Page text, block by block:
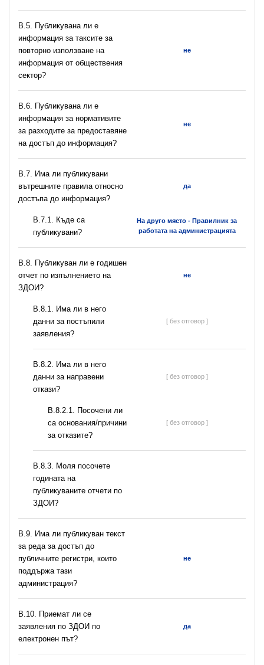
В.5. Публикувана ли е
информация за таксите за
повторно използване на
информация от обществения
сектор?
не
В.6. Публикувана ли е
информация за нормативите
за разходите за предоставяне
на достъп до информация?
не
В.7. Има ли публикувани
вътрешните правила относно
достъпа до информация?
да
В.7.1. Къде са
публикувани?
На друго място - Правилник за
работата на администрацията
В.8. Публикуван ли е годишен
отчет по изпълнението на
ЗДОИ?
не
В.8.1. Има ли в него
данни за постъпили
заявления?
[ без отговор ]
В.8.2. Има ли в него
данни за направени
откази?
[ без отговор ]
В.8.2.1. Посочени ли
са основания/причини
за отказите?
[ без отговор ]
В.8.3. Моля посочете
годината на
публикуваните отчети по
ЗДОИ?
В.9. Има ли публикуван текст
за реда за достъп до
публичните регистри, които
поддържа тази
администрация?
не
В.10. Приемат ли се
заявления по ЗДОИ по
електронен път?
да